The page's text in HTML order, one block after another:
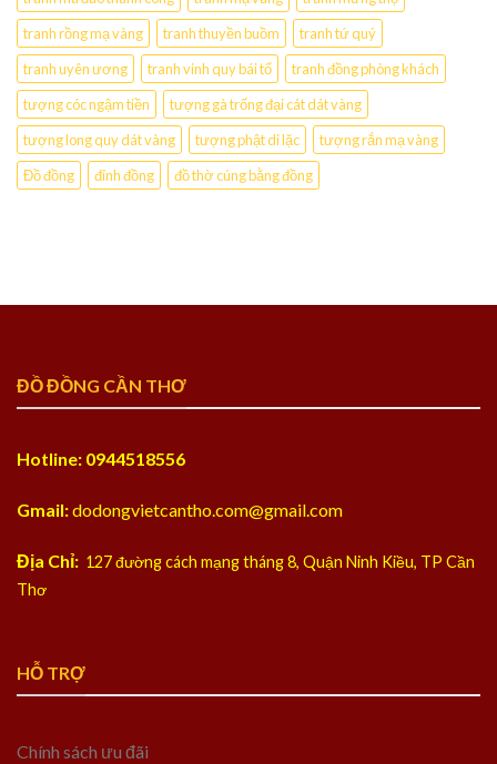
tranh rồng mạ vàng
tranh thuyền buồm
tranh tứ quý
tranh uyên ương
tranh vinh quy bái tổ
tranh đồng phòng khách
tượng cóc ngậm tiền
tượng gà trống đại cát dát vàng
tượng long quy dát vàng
tượng phật di lặc
tượng rắn mạ vàng
Đồ đồng
đỉnh đồng đồ thờ cúng bằng đồng
ĐỒ ĐỒNG CẦN THƠ
Hotline: 0944518556
Gmail:dodongvietcantho.com@gmail.com
Địa Chỉ: 127 đường cách mạng tháng 8, Quận Ninh Kiều, TP Cần
Thơ
HỖ TRỢ
Chính sách ưu đãi